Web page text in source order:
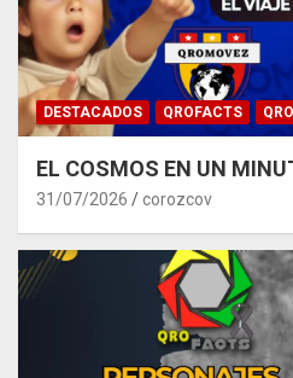
DESTACADOS QROFACTS
EL COSMOS EN UN
31/07/2026 corozcov